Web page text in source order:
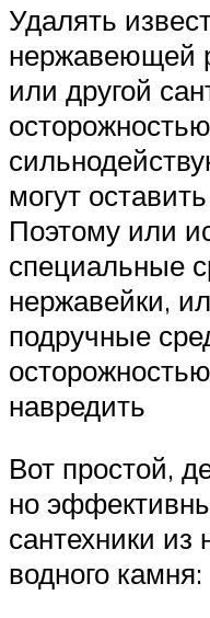
Удалять
нержавеющей
или другой
могут
Поэтому или
специальные
нержавейки,
подручные
навредить
Вот простой,
но
сантехники из
водного камня: